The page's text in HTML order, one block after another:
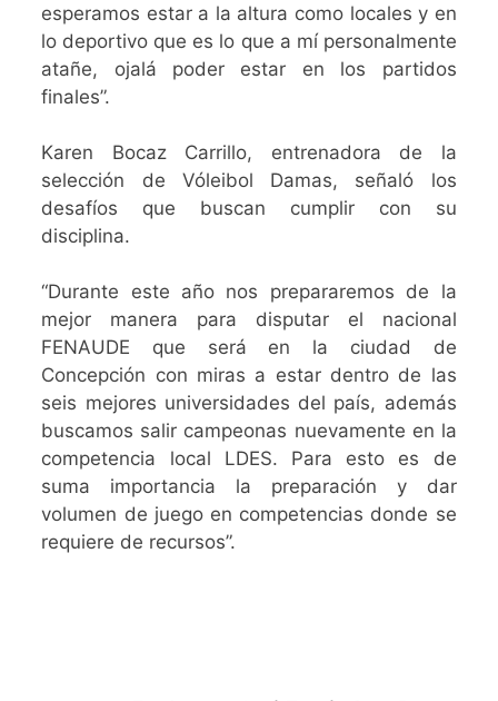
esperamos estar a la altura como locales y en
lo deportivo que es lo que a mí personalmente
atañe, ojalá poder estar en los partidos
finales”.
Karen Bocaz Carrillo, entrenadora de la
selección de Vóleibol Damas, señaló los
desafíos que buscan cumplir con su
disciplina.
“Durante este año nos prepararemos de la
mejor manera para disputar el nacional
FENAUDE que será en la ciudad de
Concepción con miras a estar dentro de las
seis mejores universidades del país, además
buscamos salir campeonas nuevamente en la
competencia local LDES. Para esto es de
suma importancia la preparación y dar
volumen de juego en competencias donde se
requiere de recursos”.